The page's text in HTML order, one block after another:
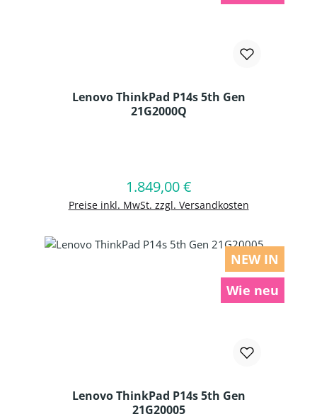
Lenovo ThinkPad P14s 5th Gen
21G2000Q
Regulärer Preis:
1.849,00 €
Preise inkl. MwSt. zzgl. Versandkosten
In den Warenkorb
NEW IN
Wie neu
Lenovo ThinkPad P14s 5th Gen
21G20005